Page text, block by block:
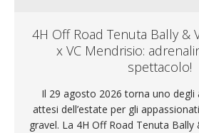
4H Off Road Tenuta Bally &
x VC Mendrisio:
spettacolo!
Il 29 agosto 2026 torna uno degli
attesi dell’estate per gli
gravel. La 4H Off Road Tenuta